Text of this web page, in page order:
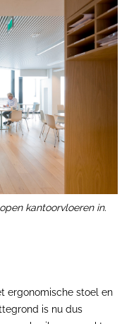
kantoorvloeren in.
ergonomische stoel en
is nu dus